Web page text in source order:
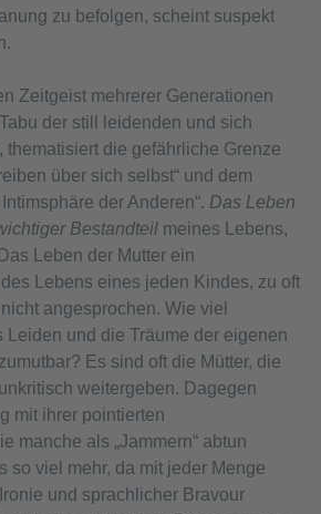
zu befolgen, scheint suspekt
Zeitgeist mehrerer Generationen
der still leidenden und sich
thematisiert die gefährliche Grenze
über sich selbst“ und dem
der Anderen“. Das Leben
Bestandteil meines Lebens,
Leben der Mutter ein
Lebens eines jeden Kindes, zu oft
angesprochen. Wie viel
Leiden und die Träume der eigenen
Es sind oft die Mütter, die
weitergeben. Dagegen
mit ihrer pointierten
manche als „Jammern“ abtun
so viel mehr, da mit jeder Menge
und sprachlicher Bravour